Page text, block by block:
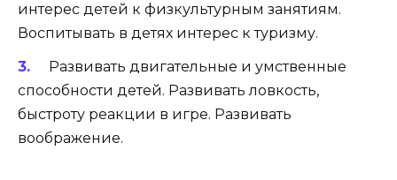
интерес детей к физкультурным занятиям.
Воспитывать в детях интерес к туризму.
Развивать двигательные и умственные
способности детей. Развивать ловкость,
быстроту реакции в игре. Развивать
воображение.